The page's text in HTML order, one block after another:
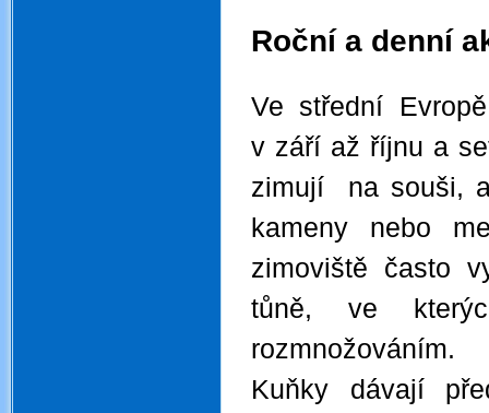
Roční a denní
Ve střední
v září až říjnu a
zimují na souši,
kameny nebo
zimoviště často
tůně, ve
rozmnožováním.
Kuňky dávají